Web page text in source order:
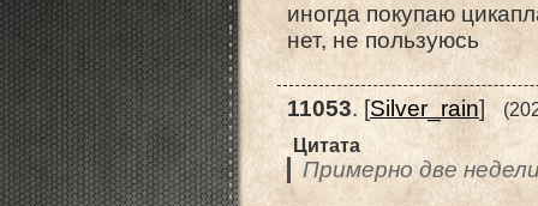
иногда покупаю
нет, не пользуюсь
11053. [Silver_rain]
Цитата
Примерно две